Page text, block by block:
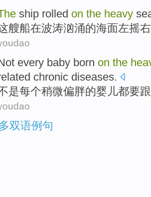
ship rolled on the heavy
艘船在波涛汹涌的海面左摇
every baby born on the
chronic diseases.
是每个稍微偏胖的婴儿都要跟
双语例句